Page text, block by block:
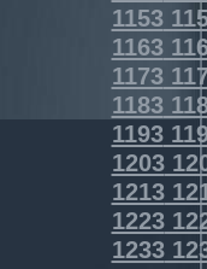
1153
1163
1173
1183
1193
1203
1213
1223
1233